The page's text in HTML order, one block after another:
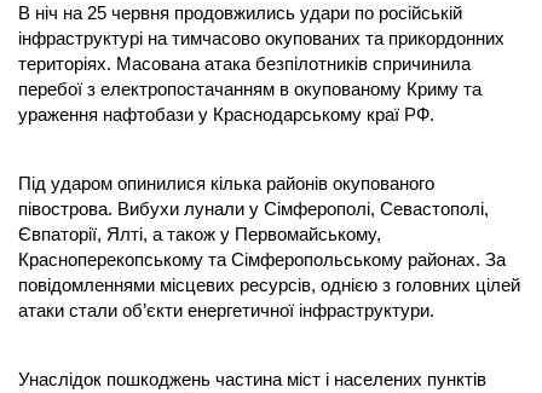
В ніч на 25 червня продовжились удари по російській
інфраструктурі на тимчасово окупованих та прикордонних
територіях. Масована атака безпілотників спричинила
перебої з електропостачанням в окупованому Криму та
ураження нафтобази у Краснодарському краї РФ.
Під ударом опинилися кілька районів окупованого
півострова. Вибухи лунали у Сімферополі, Севастополі,
Євпаторії, Ялті, а також у Первомайському,
Красноперекопському та Сімферопольському районах. За
повідомленнями місцевих ресурсів, однією з головних цілей
атаки стали об’єкти енергетичної інфраструктури.
Унаслідок пошкоджень частина міст і населених пунктів